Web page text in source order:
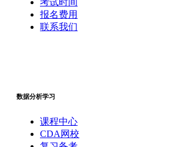
考试时间
报名费用
联系我们
数据分析学习
课程中心
CDA网校